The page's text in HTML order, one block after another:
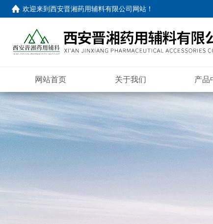
欢迎来到西安晋湘药用辅料有限公司网站 ！
网站首页 关于我们 产品